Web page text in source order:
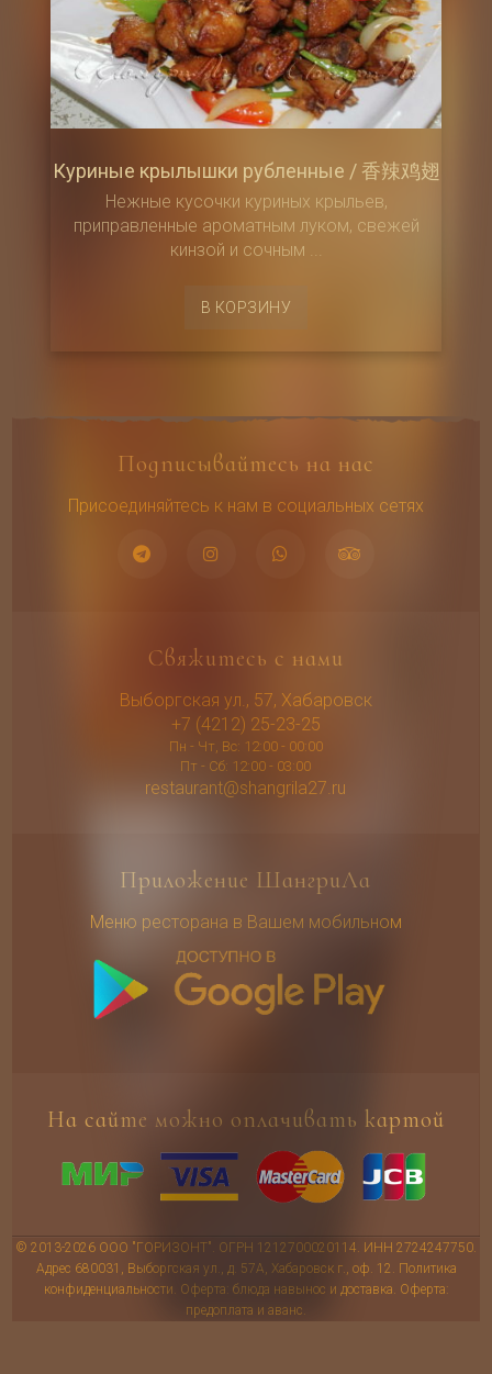
Куриные крылышки рубленные / 香辣鸡翅
Нежные кусочки куриных крыльев,
приправленные ароматным луком, свежей
кинзой и сочным ...
В КОРЗИНУ
Подписывайтесь на нас
Присоединяйтесь к нам в социальных сетях
Свяжитесь с нами
Выборгская ул., 57, Хабаровск
+7 (4212) 25-23-25
Пн - Чт, Вс: 12:00 - 00:00
Пт - Сб: 12:00 - 03:00
restaurant@shangrila27.ru
Приложение ШангриЛа
Меню ресторана в Вашем мобильном
На сайте можно оплачивать картой
© 2013-2026 ООО "ГОРИЗОНТ". ОГРН 1212700020114. ИНН 2724247750.
Адрес 680031, Выборгская ул., д. 57А, Хабаровск г., оф. 12. Политика
конфиденциальности. Оферта: блюда навынос и доставка. Оферта:
предоплата и аванс.